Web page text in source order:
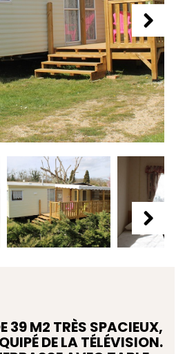
39 M2 TRÈS SPACIEUX,
DE LA TÉLÉVISION.